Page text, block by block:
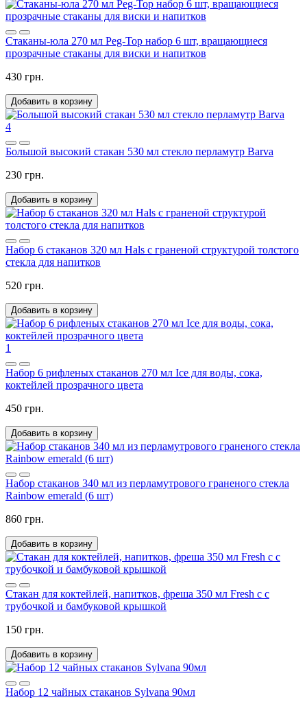
Cтаканы-юла 270 мл Peg-Top набор 6 шт, вращающиеся
прозрачные стаканы для виски и напитков
430 грн.
Добавить в корзину
4
Большой высокий стакан 530 мл стекло перламутр Barva
230 грн.
Добавить в корзину
Набор 6 стаканов 320 мл Hals с граненой структурой толстого
стекла для напитков
520 грн.
Добавить в корзину
1
Набор 6 рифленых стаканов 270 мл Ice для воды, сока,
коктейлей прозрачного цвета
450 грн.
Добавить в корзину
Набор стаканов 340 мл из перламутрового граненого стекла
Rainbow emerald (6 шт)
860 грн.
Добавить в корзину
Стакан для коктейлей, напитков, фреша 350 мл Fresh c с
трубочкой и бамбуковой крышкой
150 грн.
Добавить в корзину
Набор 12 чайных стаканов Sylvana 90мл